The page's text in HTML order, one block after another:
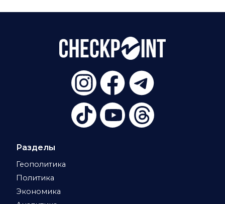
Разделы
Геополитика
Политика
Экономика